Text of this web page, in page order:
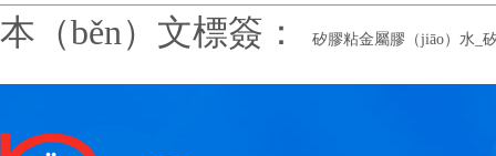
本（běn）文標簽： 矽膠粘金屬膠（jiāo）水_